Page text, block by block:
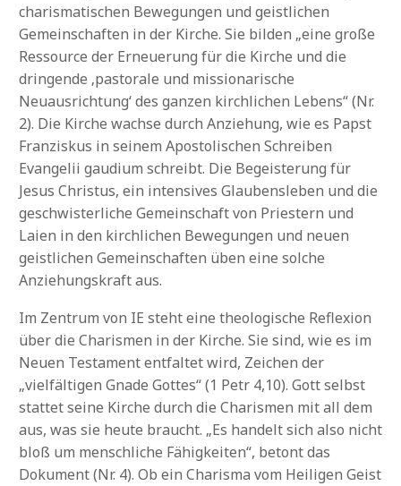
charismatischen Bewegungen und geistlichen
Gemeinschaften in der Kirche. Sie bilden „eine große
Ressource der Erneuerung für die Kirche und die
dringende ‚pastorale und missionarische
Neuausrichtung‘ des ganzen kirchlichen Lebens“ (Nr.
2). Die Kirche wachse durch Anziehung, wie es Papst
Franziskus in seinem Apostolischen Schreiben
Evangelii gaudium schreibt. Die Begeisterung für
Jesus Christus, ein intensives Glaubensleben und die
geschwisterliche Gemeinschaft von Priestern und
Laien in den kirchlichen Bewegungen und neuen
geistlichen Gemeinschaften üben eine solche
Anziehungskraft aus.
Im Zentrum von IE steht eine theologische Reflexion
über die Charismen in der Kirche. Sie sind, wie es im
Neuen Testament entfaltet wird, Zeichen der
„vielfältigen Gnade Gottes“ (1 Petr 4,10). Gott selbst
stattet seine Kirche durch die Charismen mit all dem
aus, was sie heute braucht. „Es handelt sich also nicht
bloß um menschliche Fähigkeiten“, betont das
Dokument (Nr. 4). Ob ein Charisma vom Heiligen Geist